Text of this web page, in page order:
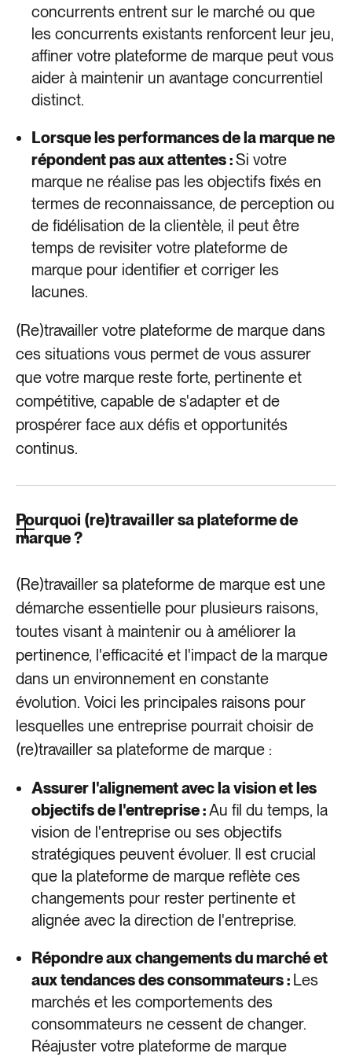
concurrents entrent sur le marché ou que
les concurrents existants renforcent leur jeu,
affiner votre plateforme de marque peut vous
aider à maintenir un avantage concurrentiel
distinct.
Lorsque les performances de la marque ne
répondent pas aux attentes :Si votre
marque ne réalise pas les objectifs fixés en
termes de reconnaissance, de perception ou
de fidélisation de la clientèle, il peut être
temps de revisiter votre plateforme de
marque pour identifier et corriger les
lacunes.
(Re)travailler votre plateforme de marque dans
ces situations vous permet de vous assurer
que votre marque reste forte, pertinente et
compétitive, capable de s'adapter et de
prospérer face aux défis et opportunités
continus.
Pourquoi (re)travailler sa plateforme de
marque ?
(Re)travailler sa plateforme de marque est une
démarche essentielle pour plusieurs raisons,
toutes visant à maintenir ou à améliorer la
pertinence, l'efficacité et l'impact de la marque
dans un environnement en constante
évolution. Voici les principales raisons pour
lesquelles une entreprise pourrait choisir de
(re)travailler sa plateforme de marque :
Assurer l'alignement avec la vision et les
objectifs de l'entreprise :Au fil du temps, la
vision de l'entreprise ou ses objectifs
stratégiques peuvent évoluer. Il est crucial
que la plateforme de marque reflète ces
changements pour rester pertinente et
alignée avec la direction de l'entreprise.
Répondre aux changements du marché et
aux tendances des consommateurs : Les
marchés et les comportements des
consommateurs ne cessent de changer.
Réajuster votre plateforme de marque